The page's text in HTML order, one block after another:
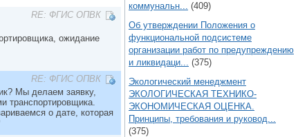
RE: ФГИС ОПВК
ожидание
RE: ФГИС ОПВК
Мы делаем заявку,
транспортировщика.
о дате, которая
коммунальн... (409)
Об утверждении Положения о
функциональной подсистеме
организации работ по предупреждению
и ликвидаци... (375)
Экологический менеджмент
ЭКОЛОГИЧЕСКАЯ ТЕХНИКО-
ЭКОНОМИЧЕСКАЯ ОЦЕНКА.
Принципы, требования и руковод...
(375)